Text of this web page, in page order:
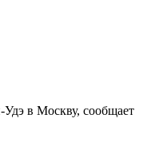
в Москву, сообщает